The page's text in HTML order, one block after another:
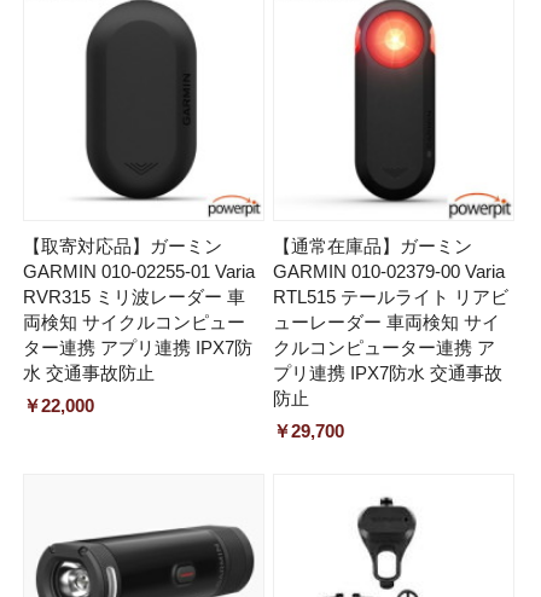
【取寄対応品】ガーミン
GARMIN 010-02255-01 Varia
RVR315 ミリ波レーダー 車
両検知 サイクルコンピュー
ター連携 アプリ連携 IPX7防
水 交通事故防止
￥22,000
【通常在庫品】ガーミン
GARMIN 010-02379-00 Varia
RTL515 テールライト リアビ
ューレーダー 車両検知 サイ
クルコンピューター連携 ア
プリ連携 IPX7防水 交通事故
防止
￥29,700